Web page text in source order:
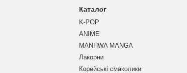
Каталог
K-POP
ANIME
MANHWA MANGA
Лакорни
Корейські смаколики